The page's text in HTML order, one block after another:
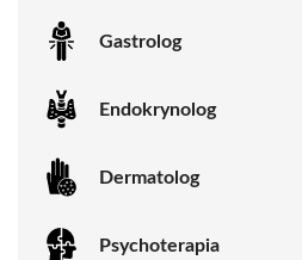
Gastrolog
Endokrynolog
Dermatolog
Psychoterapia